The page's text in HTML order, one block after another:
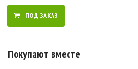
ПОД ЗАКАЗ
Покупают вместе